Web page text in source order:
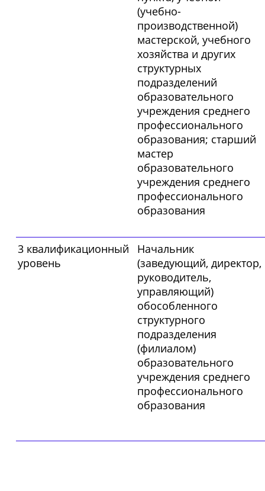
(учебно-
производственной)
мастерской, учебного
хозяйства и других
структурных
подразделений
образовательного
учреждения среднего
профессионального
образования; старший
мастер
образовательного
учреждения среднего
профессионального
образования
3 квалификационный
уровень
Начальник
(заведующий, директор,
руководитель,
управляющий)
обособленного
структурного
подразделения
(филиалом)
образовательного
учреждения среднего
профессионального
образования